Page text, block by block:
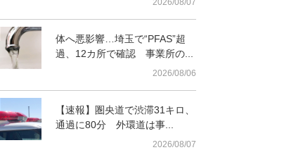
体へ悪影響…埼玉で“PFAS”超
過、12カ所で確認 事業所の...
2026/08/06
【速報】圏央道で渋滞31キロ、
通過に80分 外環道は事...
2026/08/07